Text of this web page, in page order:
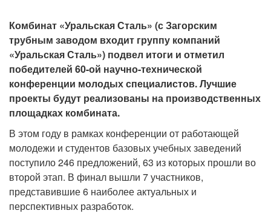
Комбинат «Уральская Сталь» (с Загорским
трубным заводом входит группу компаний
«Уральская Сталь») подвел итоги и отметил
победителей 60-ой научно-технической
конференции молодых специалистов. Лучшие
проекты будут реализованы на производственных
площадках комбината.
В этом году в рамках конференции от работающей
молодежи и студентов базовых учебных заведений
поступило 246 предложений, 63 из которых прошли во
второй этап. В финал вышли 7 участников,
представившие 6 наиболее актуальных и
перспективных разработок.